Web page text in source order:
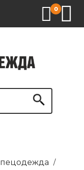
0
/